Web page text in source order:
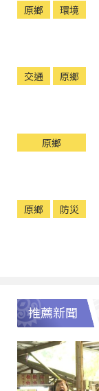
原鄉 環境
交通 原鄉
原鄉
原鄉 防災
推薦新聞